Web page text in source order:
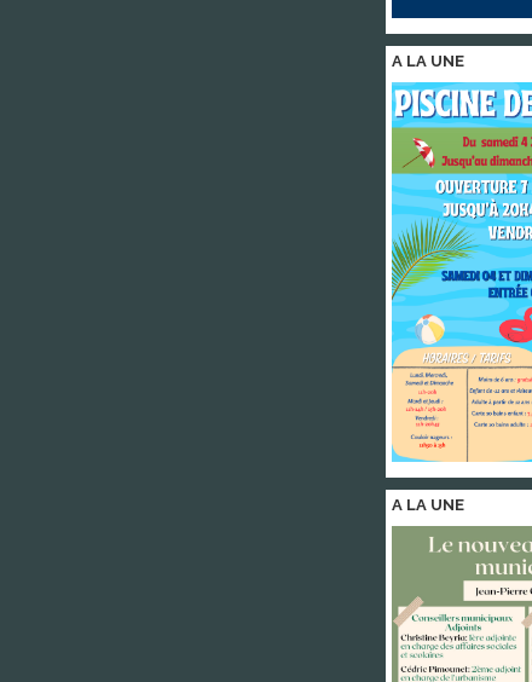
A LA UNE
A LA UNE